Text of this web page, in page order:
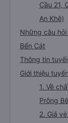
Cầu 21,
An Khê)
Những câu
Bến Cát
Thông tin
Giới thiệu
1. Về
Prông
2. Giá